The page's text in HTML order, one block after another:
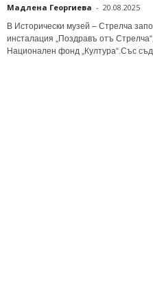
Мадлена Георгиева - 20.08.2025
В Исторически музей – Стрелча
инсталация „Поздравъ отъ
Национален фонд „Култура“.Със